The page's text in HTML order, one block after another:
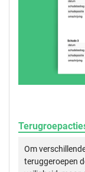
Om
teruggeroepen